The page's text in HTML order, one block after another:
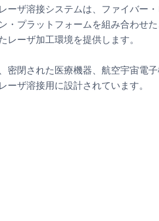
ーザ溶接システムは、ファイバー
・プラットフォームを組み合わせ
レーザ加工環境を提供します。
密閉された医療機器、航空宇宙電
ーザ溶接用に設計されています。